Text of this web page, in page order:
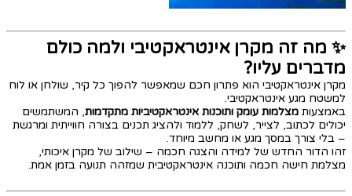
✨ מה זה מקרן אינטראקטיבי ולמה כולם
מדברים עליו?
מקרן אינטראקטיבי הוא פתרון חכם שמאפשר להפוך כל קיר, שולחן או לוח
למשטח מגע אינטראקטיבי.
באמצעות מצלמות עומק ותוכנות אינטראקטיביות מתקדמות, המשתמשים
יכולים לכתוב, לצייר, לשחק, ללמוד ולהציג תכנים בצורה חווייתית ומרגשת
– בלי צורך במסך מגע או מחשב מיוחד.
זהו הדור החדש של למידה והצגה חכמה – שילוב של מקרן איכותי,
מצלמת חישה חכמה ותוכנה אינטראקטיבית שמזהה תנועה בזמן אמת.